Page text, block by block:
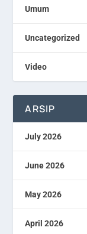
Umum
Uncategorized
Video
ARSIP
July 2026
June 2026
May 2026
April 2026